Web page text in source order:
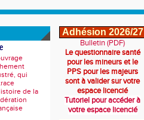
qui
de la
Adhésion 2026/27
Bulletin (PDF)
Le questionnaire santé
pour les mineurs et le
PPS pour les majeurs
sont à valider sur votre
espace licencié
Tutoriel pour accéder à
votre espace licencié